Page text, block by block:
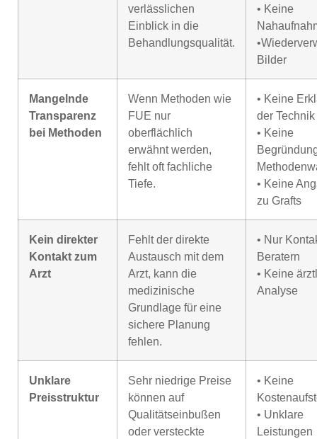
verlässlichen
Einblick in die
Behandlungsqualität.
• Keine
Bilder
Mangelnde
Transparenz
bei Methoden
Wenn Methoden wie
FUE nur
oberflächlich
erwähnt werden,
fehlt oft fachliche
Tiefe.
• Keine
der Technik
• Keine
• Keine
zu Grafts
Kein direkter
Kontakt zum
Arzt
Fehlt der direkte
Austausch mit dem
Arzt, kann die
medizinische
Grundlage für eine
sichere Planung
fehlen.
• Nur
Beratern
• Keine
Analyse
Unklare
Preisstruktur
Sehr niedrige Preise
können auf
Qualitätseinbußen
oder versteckte
• Keine
• Unklare
Leistungen